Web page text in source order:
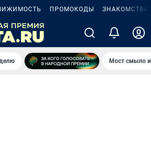
ПРОМОКОДЫ ЗНАКОМСТВА
Мост смыло